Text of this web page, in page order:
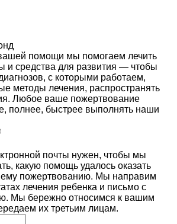
помощи мы помогаем лечить
и средства для развития — чтобы
с которыми работаем,
методы лечения, распространять
Любое ваше пожертвование
полнее, быстрее выполнять наши
почты нужен, чтобы мы
какую помощь удалось оказать
пожертвованию. Мы направим
лечения ребенка и письмо с
Мы бережно относимся к вашим
их третьим лицам.